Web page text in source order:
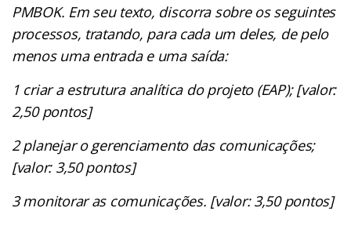
PMBOK. Em seu texto, discorra sobre os seguintes
processos, tratando, para cada um deles, de pelo
menos uma entrada e uma saída:
1 criar a estrutura analítica do projeto (EAP); [valor:
2,50 pontos]
2 planejar o gerenciamento das comunicações;
[valor: 3,50 pontos]
3 monitorar as comunicações. [valor: 3,50 pontos]